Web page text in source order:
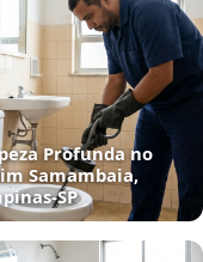
Profunda no
Samambaia,